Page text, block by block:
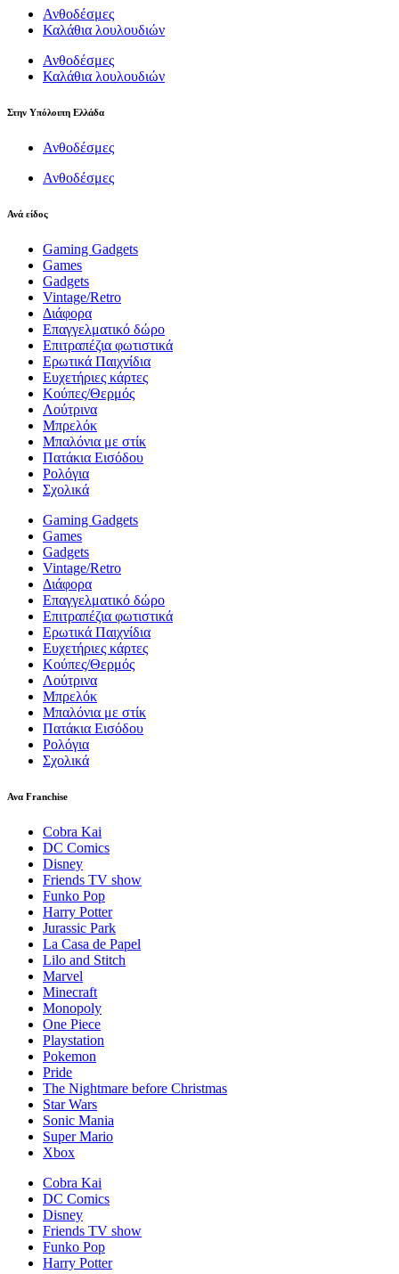
Ανθοδέσμες
Καλάθια λουλουδιών
Ανθοδέσμες
Καλάθια λουλουδιών
Στην Υπόλοιπη Ελλάδα
Ανθοδέσμες
Ανθοδέσμες
Ανά είδος
Gaming Gadgets
Games
Gadgets
Vintage/Retro
Διάφορα
Επαγγελματικό δώρο
Επιτραπέζια φωτιστικά
Ερωτικά Παιχνίδια
Ευχετήριες κάρτες
Κούπες/Θερμός
Λούτρινα
Μπρελόκ
Μπαλόνια με στίκ
Πατάκια Εισόδου
Ρολόγια
Σχολικά
Gaming Gadgets
Games
Gadgets
Vintage/Retro
Διάφορα
Επαγγελματικό δώρο
Επιτραπέζια φωτιστικά
Ερωτικά Παιχνίδια
Ευχετήριες κάρτες
Κούπες/Θερμός
Λούτρινα
Μπρελόκ
Μπαλόνια με στίκ
Πατάκια Εισόδου
Ρολόγια
Σχολικά
Ανα Franchise
Cobra Kai
DC Comics
Disney
Friends TV show
Funko Pop
Harry Potter
Jurassic Park
La Casa de Papel
Lilo and Stitch
Marvel
Minecraft
Monopoly
One Piece
Playstation
Pokemon
Pride
The Nightmare before Christmas
Star Wars
Sonic Mania
Super Mario
Xbox
Cobra Kai
DC Comics
Disney
Friends TV show
Funko Pop
Harry Potter